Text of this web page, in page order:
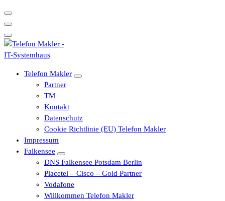
Telefon Makler
Partner
TM
Kontakt
Datenschutz
Cookie Richtlinie (EU) Telefon Makler
Impressum
Falkensee
DNS Falkensee Potsdam Berlin
Placetel – Cisco – Gold Partner
Vodafone
Willkommen Telefon Makler